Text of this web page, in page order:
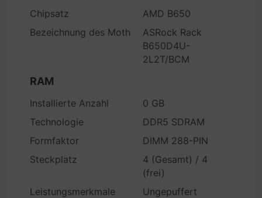
Chipsatz
AMD B650
Bezeichnung des MotherboardASRock Rack
B650D4U-
2L2T/BCM
RAM
Installierte Anzahl
0 GB
Technologie
DDR5 SDRAM
Formfaktor
DIMM 288-PIN
Steckplatz
4 (Gesamt) / 4
(frei)
Leistungsmerkmale
Ungepuffert